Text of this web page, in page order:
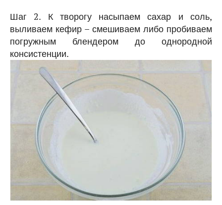
Шаг 2. К творогу насыпаем сахар и соль,
выливаем кефир – смешиваем либо пробиваем
погружным блендером до однородной
консистенции.